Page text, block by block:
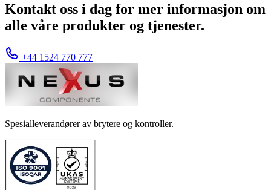
Kontakt oss i dag for mer informasjon om
alle våre produkter og tjenester.
+44 1524 770 777
Spesialleverandører av brytere og kontroller.